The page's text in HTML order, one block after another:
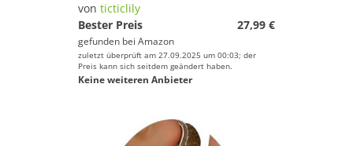
von ticticlily
Bester Preis
27,99 €
gefunden bei Amazon
zuletzt überprüft am 27.09.2025 um 00:03; der
Preis kann sich seitdem geändert haben.
Keine weiteren Anbieter